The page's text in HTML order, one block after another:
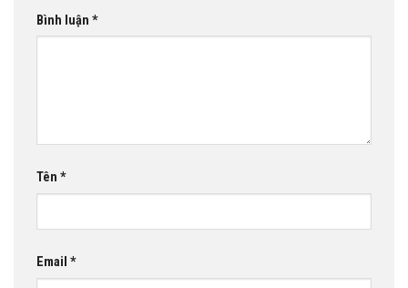
Bình luận *
Tên *
Email *